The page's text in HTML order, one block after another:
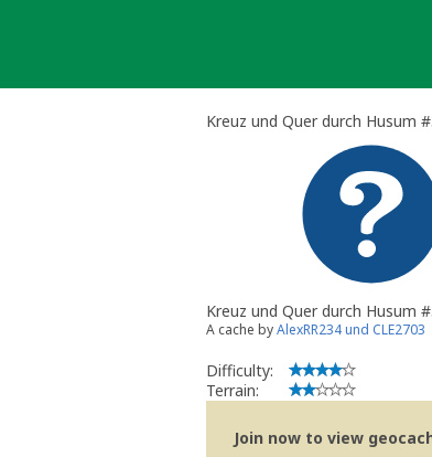
Kreuz und Quer durch Husum
Kreuz und Quer durch Husum
A cache byAlexRR234 und CLE2703
Difficulty:
Terrain:
Join now to view